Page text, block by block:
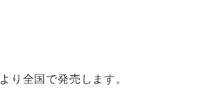
り全国で発売します。